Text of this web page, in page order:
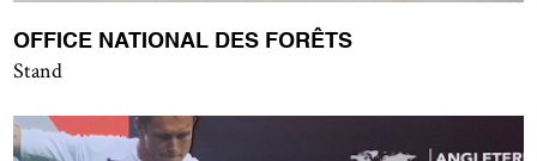
OFFICE NATIONAL DES FORÊTS
Stand